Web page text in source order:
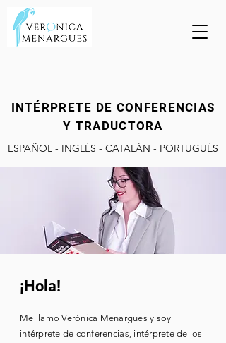
INTÉRPRETE DE CONFERENCIAS
Y TRADUCTORA
ESPAÑOL - INGLÉS - CATALÁN - PORTUGUÉS
¡Hola!
Me llamo Verónica Menargues y soy
intérprete de conferencias, intérprete de los